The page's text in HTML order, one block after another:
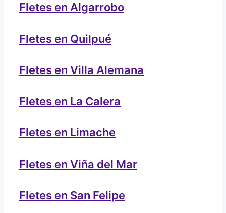
Fletes en Algarrobo
Fletes en Quilpué
Fletes en Villa Alemana
Fletes en La Calera
Fletes en Limache
Fletes en Viña del Mar
Fletes en San Felipe